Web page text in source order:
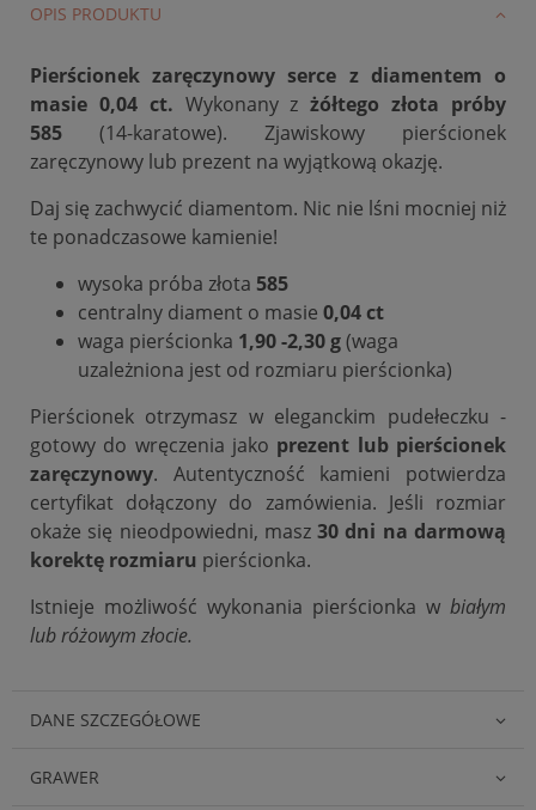
OPIS PRODUKTU
Pierścionek zaręczynowy serce z diamentem o
masie 0,04 ct. Wykonany z żółtego złota próby
585
(14-karatowe). Zjawiskowy pierścionek
zaręczynowy lub prezent na wyjątkową okazję.
Daj się zachwycić diamentom. Nic nie lśni mocniej niż
te ponadczasowe kamienie!
wysoka próba złota 585
centralny diament o masie 0,04 ct
waga pierścionka 1,90 -2,30 g(waga
uzależniona jest od rozmiaru pierścionka)
Pierścionek otrzymasz w eleganckim pudełeczku -
gotowy do wręczenia jako prezent lub pierścionek
zaręczynowy. Autentyczność kamieni potwierdza
certyfikat dołączony do zamówienia. Jeśli rozmiar
okaże się nieodpowiedni, masz30 dni na darmową
korektę rozmiaru pierścionka.
Istnieje możliwość wykonania pierścionka w białym
lub różowym złocie.
DANE SZCZEGÓŁOWE
GRAWER